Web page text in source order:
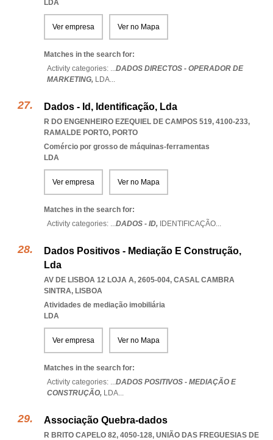
LDA
Ver empresa Ver no Mapa
Matches in the search for:
Activity categories: ...DADOS DIRECTOS - OPERADOR DE
MARKETING, LDA...
Dados - Id, Identificação, Lda
R DO ENGENHEIRO EZEQUIEL DE CAMPOS 519, 4100-233,
RAMALDE PORTO, PORTO
Comércio por grosso de máquinas-ferramentas
LDA
Ver empresa Ver no Mapa
Matches in the search for:
Activity categories: ...DADOS - ID, IDENTIFICAÇÃO...
Dados Positivos - Mediação E Construção,
Lda
AV DE LISBOA 12 LOJA A, 2605-004, CASAL CAMBRA
SINTRA, LISBOA
Atividades de mediação imobiliária
LDA
Ver empresa Ver no Mapa
Matches in the search for:
Activity categories: ...DADOS POSITIVOS - MEDIAÇÃO E
CONSTRUÇÃO, LDA...
Associação Quebra-dados
R BRITO CAPELO 82, 4050-128, UNIÃO DAS FREGUESIAS DE